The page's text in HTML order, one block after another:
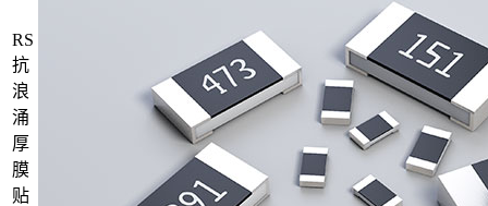
RS
抗
浪
涌
厚
膜
贴